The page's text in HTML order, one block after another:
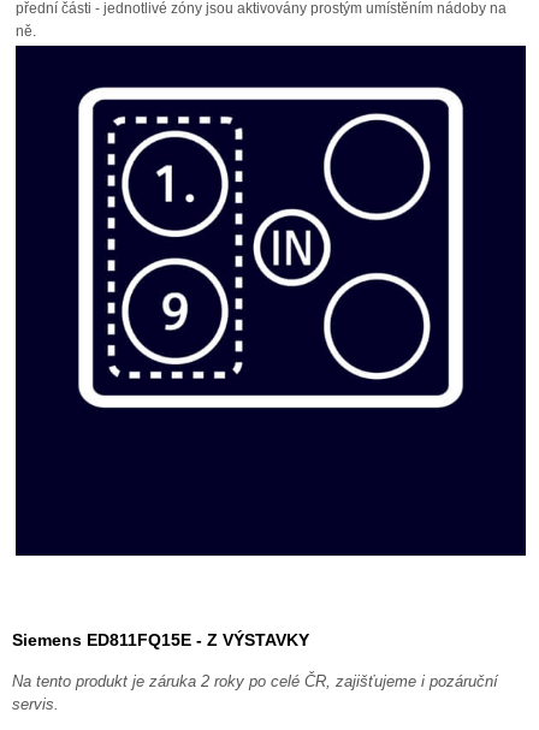
přední části - jednotlivé zóny jsou aktivovány prostým umístěním nádoby na
ně.
Siemens ED811FQ15E - Z VÝSTAVKY
Na tento produkt je záruka 2 roky po celé ČR, zajišťujeme i pozáruční
servis.